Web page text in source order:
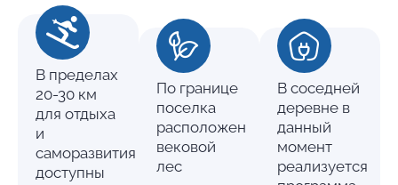
В пределах
20-30 км
для отдыха
и
саморазвития
доступны
По границе
поселка
расположен
вековой
лес
В соседней
деревне в
данный
момент
реализуется